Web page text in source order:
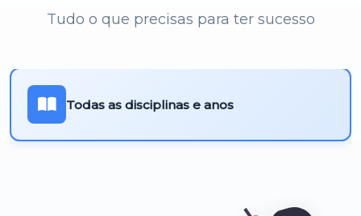
Tudo o que precisas para ter sucesso
Todas as disciplinas e anos